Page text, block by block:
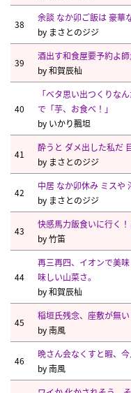
38
余談 なか卯ご飯は 豪華
by まさとのジジ
39
酒出す和食屋要予約よ
by和賀辰杣
40
「ベタ思い出つくりな
で「芋、お食べ！」
by いかり飄坦
41
酔うと ダメ出した私だ
by まさとのジジ
42
中居 なか卯休み ミスや
by まさとのジジ
43
快感馬力飯食いに行く
by竹笛
44
再三再四、イオンで美
味しい山菜さ。
by和賀辰杣
45
稲垣氏残念、座敷が無い
by南風
46
晩さん会なくすと暇、
by南風